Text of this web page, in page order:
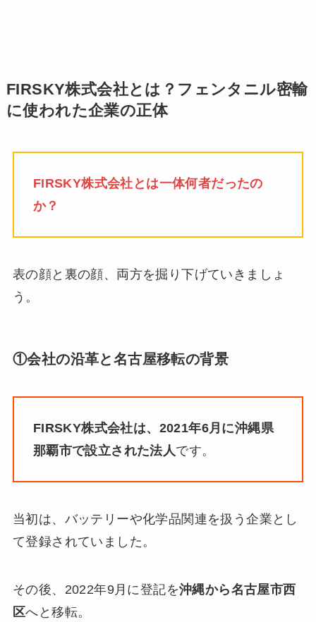
FIRSKY株式会社とは？フェンタニル密輸
に使われた企業の正体
FIRSKY株式会社とは一体何者だったの
か？
表の顔と裏の顔、両方を掘り下げていきましょ
う。
①会社の沿革と名古屋移転の背景
FIRSKY株式会社は、2021年6月に沖縄県
那覇市で設立された法人です。
当初は、バッテリーや化学品関連を扱う企業とし
て登録されていました。
その後、2022年9月に登記を沖縄から名古屋市西
区へと移転。